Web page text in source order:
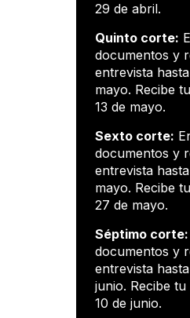
29 de abril.
Quinto corte:
documentos y
entrevista
mayo. Recibe
13 de mayo.
Sexto corte:
documentos y
entrevista
mayo. Recibe
27 de mayo.
Séptimo corte:
documentos y
entrevista
junio. Recibe
10 de junio.